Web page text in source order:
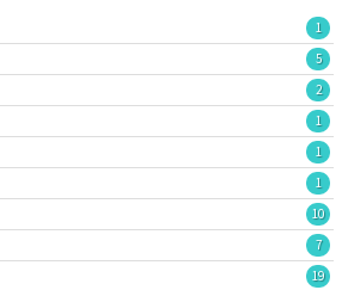
1
5
2
1
1
1
10
7
19